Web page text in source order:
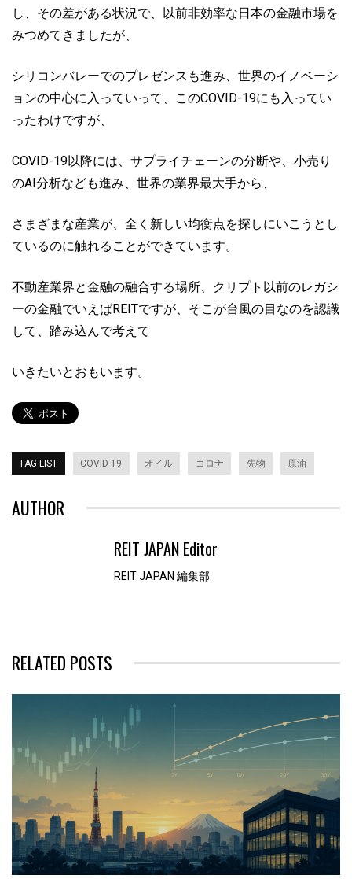
し、その差がある状況で、以前非効率な日本の金融市場を
みつめてきましたが、
シリコンバレーでのプレゼンスも進み、世界のイノベーシ
ョンの中心に入っていって、このCOVID-19にも入ってい
ったわけですが、
COVID-19以降には、サプライチェーンの分断や、小売り
のAI分析なども進み、世界の業界最大手から、
さまざまな産業が、全く新しい均衡点を探しにいこうとし
ているのに触れることができています。
不動産業界と金融の融合する場所、クリプト以前のレガシ
ーの金融でいえばREITですが、そこが台風の目なのを認識
して、踏み込んで考えて
いきたいとおもいます。
TAG LIST COVID-19 オイル コロナ 先物 原油
AUTHOR
REIT JAPAN Editor
REIT JAPAN 編集部
RELATED POSTS